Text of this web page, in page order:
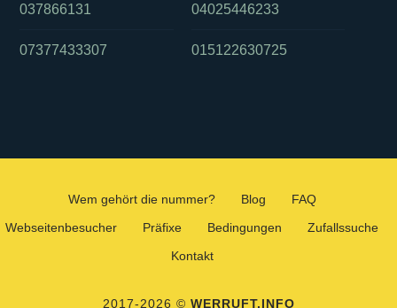
037866131
07377433307
04025446233
015122630725
Wem gehört die nummer? Blog
FAQ
Webseitenbesucher
Präfixe Bedingungen
Zufallssuche
Kontakt
2017-2026 © WERRUFT.INFO